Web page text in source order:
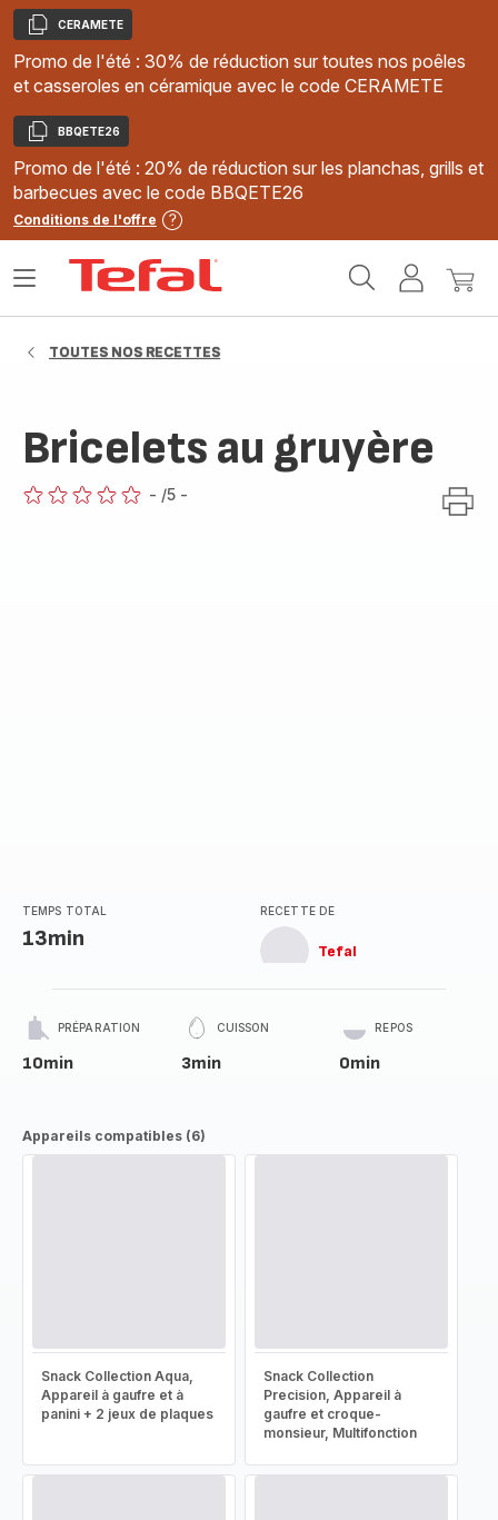
Copier
CERAMETE
Promo de l'été : 30% de réduction sur toutes nos poêles
et casseroles en céramique avec le code CERAMETE
Copier
BBQETE26
Promo de l'été : 20% de réduction sur les planchas, grills et
barbecues avec le code BBQETE26
Conditions de l'offre
MonMon
Ouvrir
TOUTES NOS RECETTES
Bricelets au gruyère
- /5 -
TEMPS TOTAL
13min
RECETTE DE
Tefal
PRÉPARATION
10min
CUISSON
3min
REPOS
0min
Appareils compatibles (6)
Snack Collection Aqua,
Appareil à gaufre et à
panini + 2 jeux de plaques
Snack Collection
Precision, Appareil à
gaufre et croque-
monsieur, Multifonction